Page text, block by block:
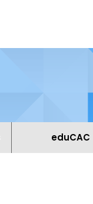
eduCAC